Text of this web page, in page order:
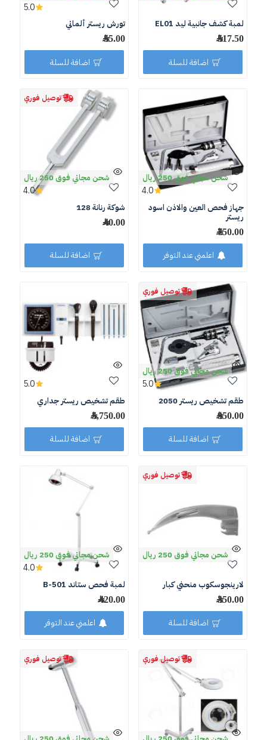
لمبة كشف جانبية ليد EL01
517.50 ﷼
اضافة للسلة
تورش ريستر ألماني
55.00 ﷼
5.0
اضافة للسلة
شحن مجاني فوق 250 ريال
جهاز فحص العين والاذن اسود
ريستر
750.00 ﷼
4.0
اعلمني عند التوفر
توصيل فوري
شحن مجاني فوق 250 ريال
شوكة رنانة 128
40.00 ﷼
4.0
اضافة للسلة
توصيل فوري
شحن مجاني فوق 250 ريال
طقم تشخيص ريستر 2050
950.00 ﷼
5.0
اضافة للسلة
طقم تشخيص ريستر جداري
5,750.00 ﷼
5.0
اضافة للسلة
توصيل فوري
شحن مجاني فوق 250 ريال
لارينجوسكوب منحني كبار
350.00 ﷼
اضافة للسلة
شحن مجاني فوق 250 ريال
لمبة فحص ستاند B-501
420.00 ﷼
4.0
اعلمني عند التوفر
توصيل فوري توصيل فوري